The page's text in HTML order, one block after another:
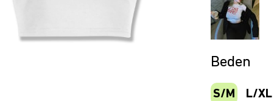
Beden
S/M L/XL